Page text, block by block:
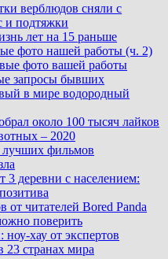
верблюдов сняли с
и подтяжки
лет на 15 раньше
фото нашей работы (ч. 2)
фото вашей работы
запросы бывших
в мире водородный
около 100 тысяч лайков
– 2020
фильмов
деревни с населением:
от читателей Bored Panda
поверить
ноу-хау от экспертов
23 странах мира